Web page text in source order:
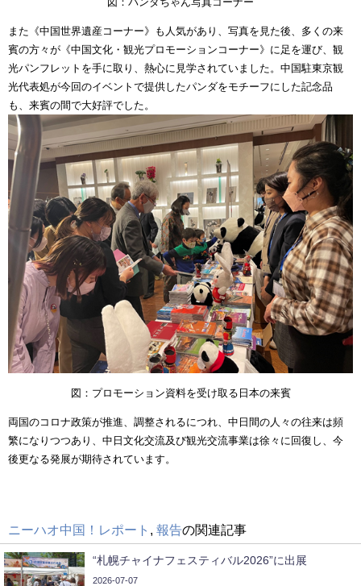
また《中国世界遺産コーナー》も人気があり、写真を見た後、多くの来
賓の方々が《中国文化・観光プロモーションコーナー》に足を運び、観
光パンフレットを手に取り、熱心に見学されていました。中国駐東京観
光代表処が今回のイベントで提供したパンダをモチーフにした記念品
も、来賓の間で大好評でした。
図：プロモーション資料を受け取る日本の来賓
両国のコロナ政策が推進、調整されるにつれ、中日間の人々の往来は頻
繁になりつつあり、中日文化交流及び観光交流事業は徐々に回復し、今
後更なる発展が期待されています。
ニーハオ中国！レポート 報告の関連記事
“札幌チャイナフェスティバル2026”に出展
2026-07-07